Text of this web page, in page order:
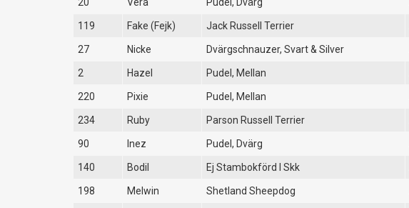
20 Vera Pudel, Dvärg
119 Fake (Fejk) Jack Russell Terrier
27 Nicke Dvärgschnauzer, Svart & Silver
2 Hazel Pudel, Mellan
220 Pixie Pudel, Mellan
234 Ruby Parson Russell Terrier
90 Inez Pudel, Dvärg
140 Bodil Ej Stambokförd I Skk
198 Melwin Shetland Sheepdog